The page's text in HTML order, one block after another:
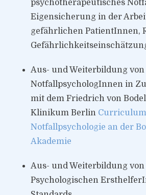
psychotherapeutisches
Eigensicherung in der
gefährlichen PatientInnen,
Aus- und Weiterbildung von
NotfallpsychologInnen in
mit dem Friedrich von
Klinikum Berlin Curriculum
Notfallpsychologie an der
Akademie
Aus- und Weiterbildung
Psychologischen